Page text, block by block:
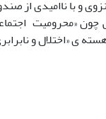
چون «محرومیت
­ی «اختلال و